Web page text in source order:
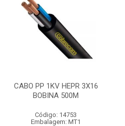
CABO PP 1KV HEPR 3X16
BOBINA 500M
Código: 14753
Embalagem: MT1